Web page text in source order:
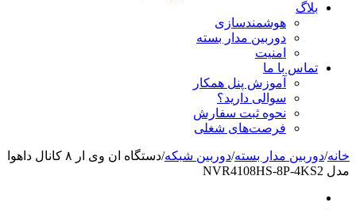
بلاگ
هوشمندسازی
دوربین مدار بسته
امنیت
تماس با ما
آموزش پنل همکار
سوالی دارید؟
نحوه ثبت سفارش
فرصت‌های شغلی
خانه/دوربین مدار بسته/دوربین شبکه/
دستگاه ان وی ار ۸ کانال داهوا
مدل NVR4108HS-8P-4KS2